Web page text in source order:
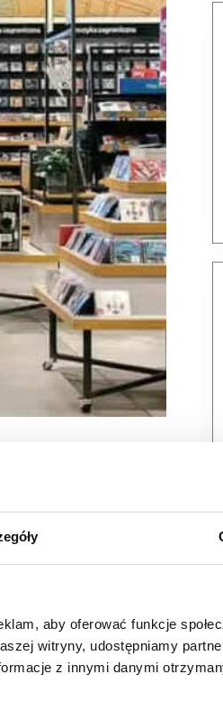
aby oferować funkcje
witryny, udostępniamy
z innymi danymi
i ciekawej
Ari Park przy
i bestsellerów
lifestylowych.
na różne okazje,
na przykład możliwość